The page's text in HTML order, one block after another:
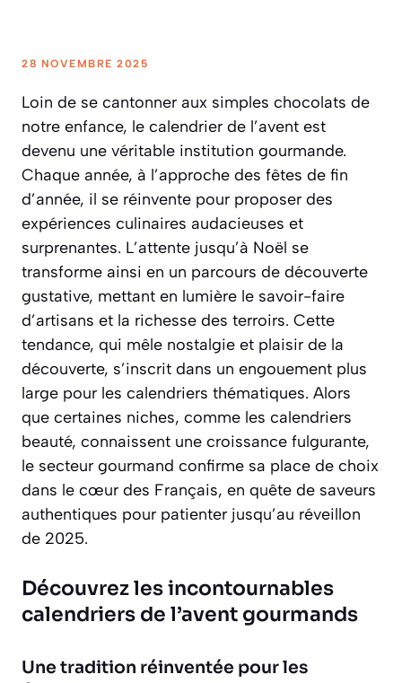
28 NOVEMBRE 2025
Loin de se cantonner aux simples chocolats de
notre enfance, le calendrier de l’avent est
devenu une véritable institution gourmande.
Chaque année, à l’approche des fêtes de fin
d’année, il se réinvente pour proposer des
expériences culinaires audacieuses et
surprenantes. L’attente jusqu’à Noël se
transforme ainsi en un parcours de découverte
gustative, mettant en lumière le savoir-faire
d’artisans et la richesse des terroirs. Cette
tendance, qui mêle nostalgie et plaisir de la
découverte, s’inscrit dans un engouement plus
large pour les calendriers thématiques. Alors
que certaines niches, comme les calendriers
beauté, connaissent une croissance fulgurante,
le secteur gourmand confirme sa place de choix
dans le cœur des Français, en quête de saveurs
authentiques pour patienter jusqu’au réveillon
de 2025.
Découvrez les incontournables
calendriers de l’avent gourmands
Une tradition réinventée pour les